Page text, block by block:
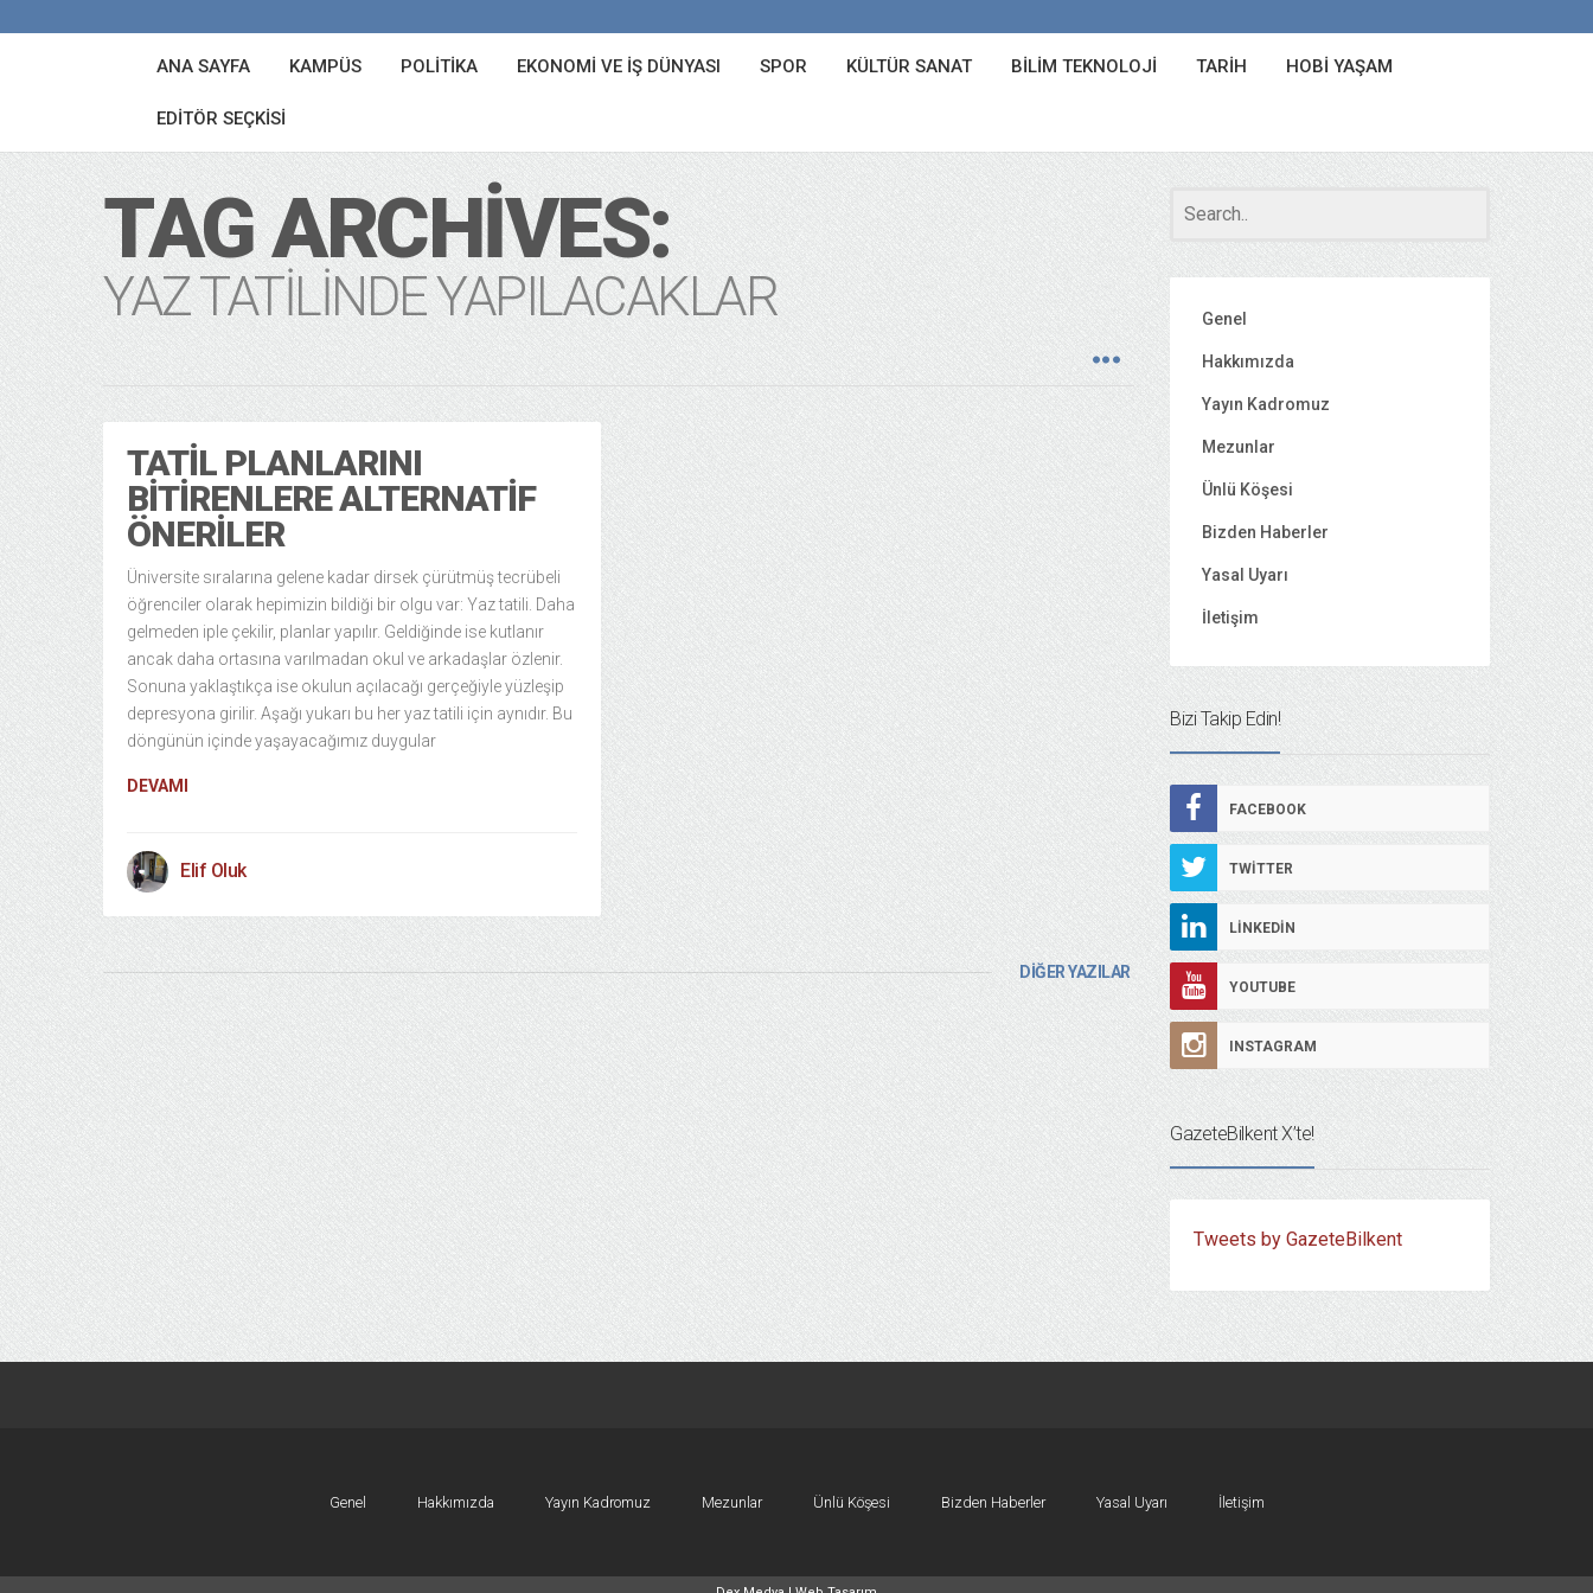
ANA SAYFA KAMPÜS POLITIKA EKONOMI VE İŞ DÜNYASI SPOR KÜLTÜR SANAT BILIM TEKNOLOJI TARIH HOBI YAŞAM
EDITÖR SEÇKISI
TAG ARCHIVES:
YAZ TATILINDE YAPILACAKLAR
TATIL PLANLARINI
BITIRENLERE ALTERNATIF
ÖNERILER
Üniversite sıralarına gelene kadar dirsek çürütmüş tecrübeli
öğrenciler olarak hepimizin bildiği bir olgu var: Yaz tatili. Daha
gelmeden iple çekilir, planlar yapılır. Geldiğinde ise kutlanır
ancak daha ortasına varılmadan okul ve arkadaşlar özlenir.
Sonuna yaklaştıkça ise okulun açılacağı gerçeğiyle yüzleşip
depresyona girilir. Aşağı yukarı bu her yaz tatili için aynıdır. Bu
döngünün içinde yaşayacağımız duygular
DEVAMI
Elif Oluk
DİĞER YAZILAR
Genel
Hakkımızda
Yayın Kadromuz
Mezunlar
Ünlü Köşesi
Bizden Haberler
Yasal Uyarı
İletişim
Bizi Takip Edin!
FACEBOOK
TWITTER
LINKEDIN
YOUTUBE
INSTAGRAM
GazeteBilkent X’te!
Tweets by GazeteBilkent
Genel Hakkımızda Yayın Kadromuz Mezunlar Ünlü Köşesi Bizden Haberler Yasal Uyarı İletişim